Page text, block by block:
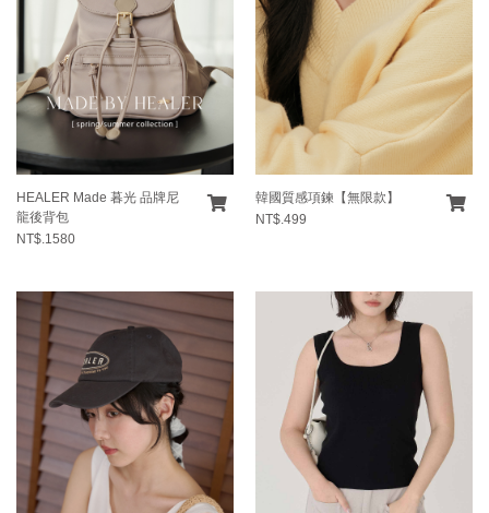
HEALER Made 暮光 品牌尼
龍後背包
NT$.1580
韓國質感項鍊【無限款】
NT$.499